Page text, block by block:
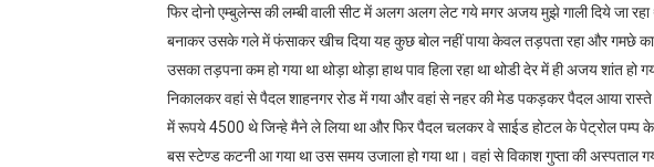
फिर दोनो एम्बुलेन्स की लम्बी वाली सीट में अलग अलग लेट गये मगर अजय मुझे गाली दिये जा
बनाकर उसके गले में फंसाकर खीच दिया यह कुछ बोल नहीं पाया केवल तड़पता रहा और गमछे का
उसका तड़पना कम हो गया था थोड़ा थोड़ा हाथ पाव हिला रहा था थोडी देर में ही अजय शांत
निकालकर वहां से पैदल शाहनगर रोड में गया और वहां से नहर की मेड पकड़कर पैदल आया रास्ते मे
में रूपये 4500 थे जिन्हे मैने ले लिया था और फिर पैदल चलकर वे साईड होटल के पेट्रोल पम्प
बस स्टेण्ड कटनी आ गया था उस समय उजाला हो गया था। वहां से विकाश गुप्ता की अस्पताल